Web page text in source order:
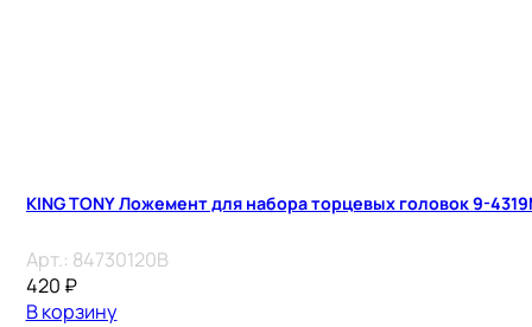
KING TONY Ложемент для набора торцевых головок 9-
Арт.: 84730120B
420 ₽
В корзину